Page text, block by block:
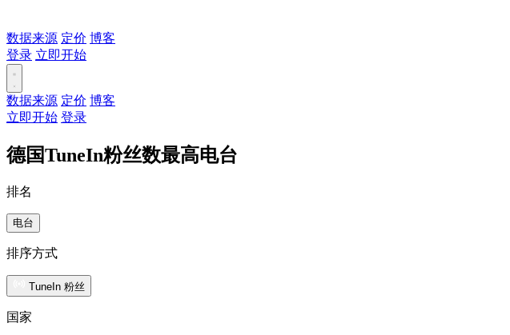
数据来源 定价 博客
登录 立即开始
数据来源 定价 博客
立即开始 登录
德国TuneIn粉丝数最高电台
排名
电台
排序方式
TuneIn 粉丝
国家